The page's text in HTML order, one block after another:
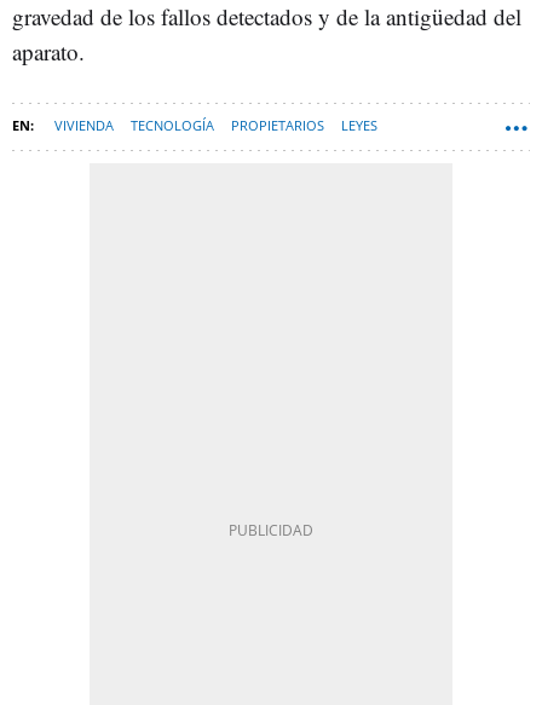
gravedad de los fallos detectados y de la antigüedad del
aparato.
VIVIENDA TECNOLOGÍA PROPIETARIOS LEYES